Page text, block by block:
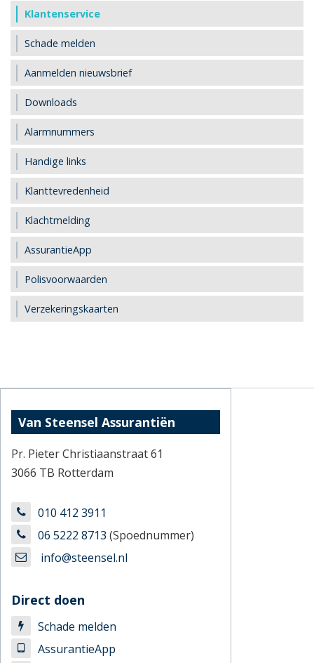
Klantenservice
Schade melden
Aanmelden nieuwsbrief
Downloads
Alarmnummers
Handige links
Klanttevredenheid
Klachtmelding
AssurantieApp
Polisvoorwaarden
Verzekeringskaarten
Van Steensel Assurantiën
Pr. Pieter Christiaanstraat 61
3066 TB Rotterdam
010 412 3911
06 5222 8713 (Spoednummer)
info@steensel.nl
Direct doen
Schade melden
AssurantieApp